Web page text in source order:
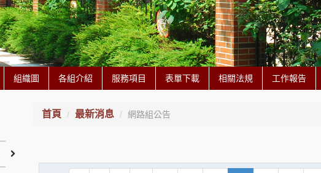
組織圖 各組介紹 服務項目 表單下載 相關法規 工作報告
首頁 最新消息 網路組公告